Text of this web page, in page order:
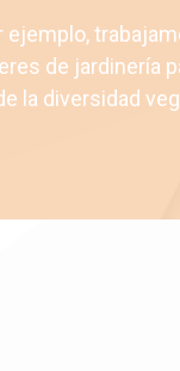
ejemplo,
de jardinería
la diversidad